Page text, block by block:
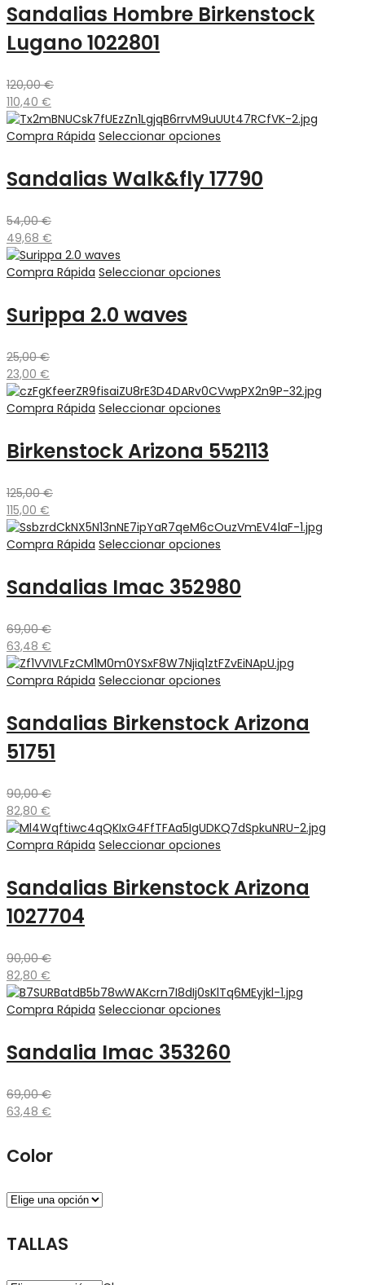
Sandalias Hombre Birkenstock
Lugano 1022801
120,00€
110,40 €
Compra Rápida Seleccionar opciones
Sandalias Walk&fly 17790
54,00€
49,68 €
Compra Rápida Seleccionar opciones
Surippa 2.0 waves
25,00€
23,00 €
Compra Rápida Seleccionar opciones
Birkenstock Arizona 552113
125,00€
115,00 €
Compra Rápida Seleccionar opciones
Sandalias Imac 352980
69,00€
63,48 €
Compra Rápida Seleccionar opciones
Sandalias Birkenstock Arizona
51751
90,00€
82,80 €
Compra Rápida Seleccionar opciones
Sandalias Birkenstock Arizona
1027704
90,00€
82,80 €
Compra Rápida Seleccionar opciones
Sandalia Imac 353260
69,00€
63,48 €
Color
TALLAS